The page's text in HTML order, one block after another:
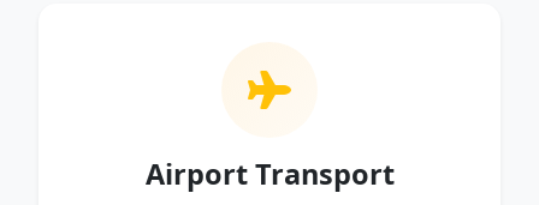
Airport Transport